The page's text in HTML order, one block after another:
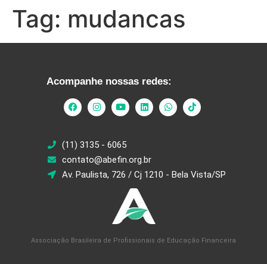
Tag: mudancas
Acompanhe nossas redes:
(11) 3135 - 6065
contato@abefin.org.br
Av. Paulista, 726 / Cj 1210 - Bela Vista/SP
Associação Brasileira de Profissionais de Educação Financeira